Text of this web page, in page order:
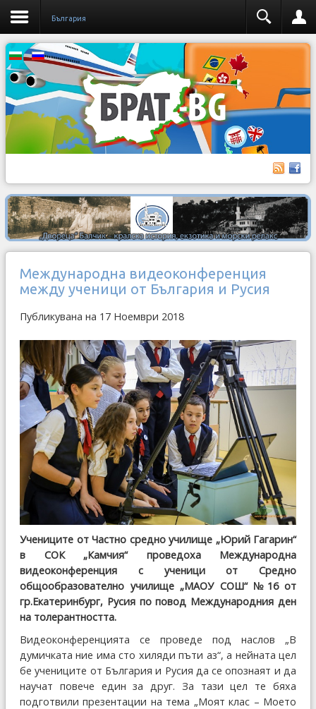
България
Международна видеоконференция
между ученици от България и Русия
Публикувана на 17 Ноември 2018
Учениците от Частно средно училище „Юрий Гагарин“
в СОК „Камчия“ проведоха Международна
видеоконференция с ученици от Средно
общообразователно училище „МАОУ СОШ“ №16 от
гр.Екатеринбург, Русия по повод Международния ден
на толерантността.
Видеоконференцията се проведе под наслов „В
думичката ние има сто хиляди пъти аз“, а нейната цел
бе учениците от България и Русия да се опознаят и да
научат повече един за друг. За тази цел те бяха
подготвили презентации на тема „Моят клас – Моето